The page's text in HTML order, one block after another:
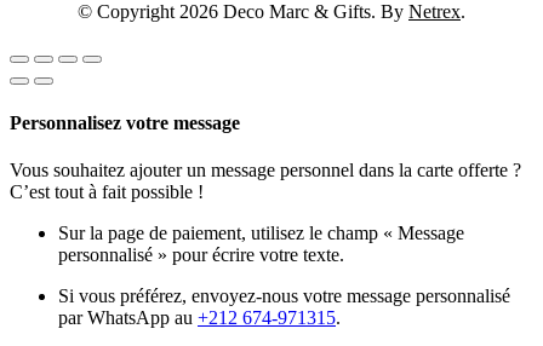
© Copyright 2026 Deco Marc & Gifts. By Netrex.
Personnalisez votre message
Vous souhaitez ajouter un message personnel dans la carte offerte ?
C’est tout à fait possible !
Sur la page de paiement, utilisez le champ « Message
personnalisé » pour écrire votre texte.
Si vous préférez, envoyez-nous votre message personnalisé
par WhatsApp au +212 674-971315.